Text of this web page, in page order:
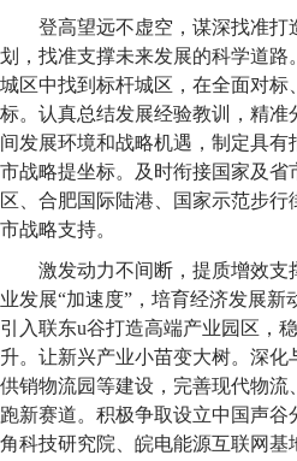
登高望远不虚空，谋深找准打
划，找准支撑未来发展的科学道
城区中找到标杆城区，在全面对
标。认真总结发展经验教训，精准
间发展环境和战略机遇，制定具
市战略提坐标。及时衔接国家及省
区、合肥国际陆港、国家示范步
市战略支持。
激发动力不间断，提质增效支
业发展“加速度”，培育经济发展
引入联东u谷打造高端产业园区，
升。让新兴产业小苗变大树。深
供销物流园等建设，完善现代物
跑新赛道。积极争取设立中国声
角科技研究院、皖电能源互联网